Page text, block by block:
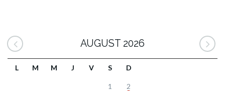
AUGUST 2026
L M M J V S D
1 2